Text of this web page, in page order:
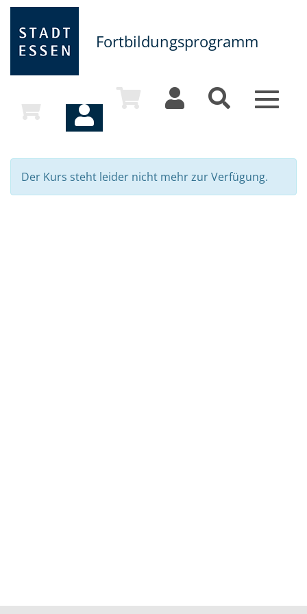
Fortbildungsprogramm
Toggle
Der Kurs steht leider nicht mehr zur Verfügung.